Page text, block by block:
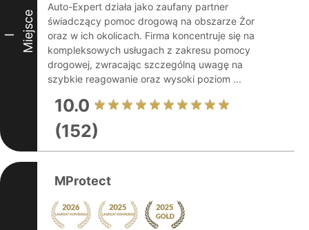
I Miejsce
Auto-Expert działa jako zaufany partner
świadczący pomoc drogową na obszarze Żor
oraz w ich okolicach. Firma koncentruje się na
kompleksowych usługach z zakresu pomocy
drogowej, zwracając szczególną uwagę na
szybkie reagowanie oraz wysoki poziom ...
10.0
(152)
MProtect